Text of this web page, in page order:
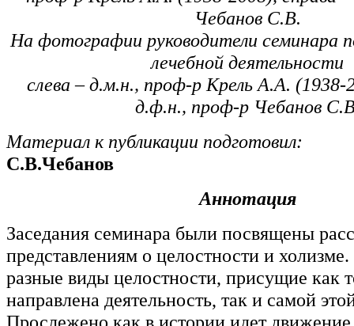
На фотографии руководители семинара
лечебной деятельности
слева – д.м.н., проф-р Крель А.А. (1938-
д.ф.н., проф-р Чебанов
Материал к публикации подготовил:
С.В.Чебанов
Аннотация
Заседания семинара были посвящены
представлениям о целостности и
разные виды целостности, присущие как
направлена деятельность, так и самой